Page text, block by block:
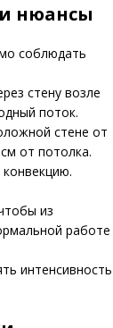
нюансы
соблюдать
стену возле
поток.
стене от
от потолка.
из
работе
интенсивность